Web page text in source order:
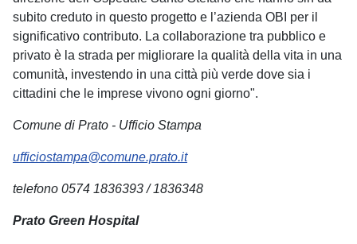
subito creduto in questo progetto e l’azienda OBI per il
significativo contributo. La collaborazione tra pubblico e
privato è la strada per migliorare la qualità della vita in una
comunità, investendo in una città più verde dove sia i
cittadini che le imprese vivono ogni giorno".
Comune di Prato - Ufficio Stampa
ufficiostampa@comune.prato.it
telefono 0574 1836393 / 1836348
Prato Green Hospital